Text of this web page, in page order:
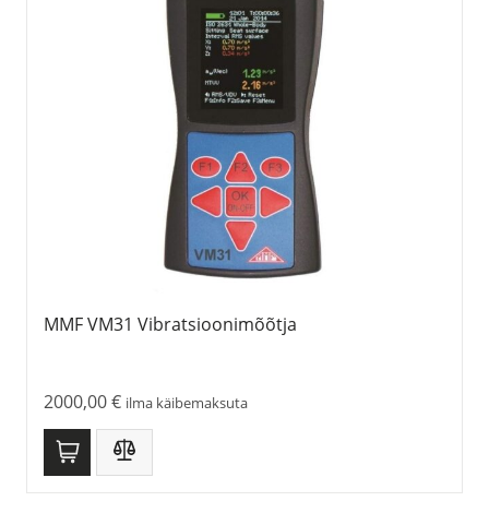
MMF VM31 Vibratsioonimõõtja
2000,00€ ilma käibemaksuta